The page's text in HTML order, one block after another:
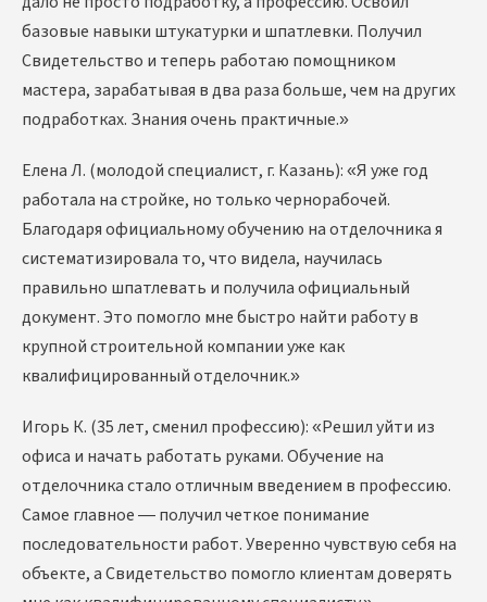
базовые навыки штукатурки и шпатлевки. Получил
Свидетельство и теперь работаю помощником
мастера, зарабатывая в два раза больше, чем на других
подработках. Знания очень практичные.»
Елена Л. (молодой специалист, г. Казань): «Я уже год
работала на стройке, но только чернорабочей.
Благодаря официальному обучению на отделочника я
систематизировала то, что видела, научилась
правильно шпатлевать и получила официальный
документ. Это помогло мне быстро найти работу в
крупной строительной компании уже как
квалифицированный отделочник.»
Игорь К. (35 лет, сменил профессию): «Решил уйти из
офиса и начать работать руками. Обучение на
отделочника стало отличным введением в профессию.
Самое главное — получил четкое понимание
последовательности работ. Уверенно чувствую себя на
объекте, а Свидетельство помогло клиентам доверять